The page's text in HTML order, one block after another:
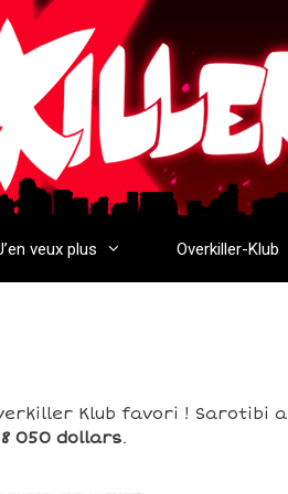
veux plus Overkiller-Klub
Klub favori ! Sarotibi
050 dollars.